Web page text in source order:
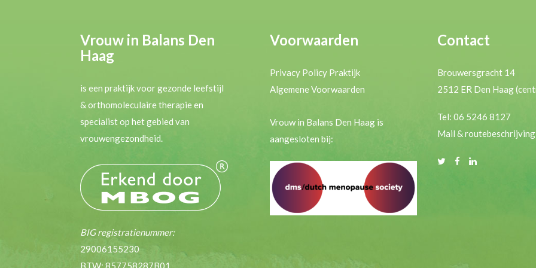
Vrouw in Balans Den
Haag
is een praktijk voor gezonde leefstijl
& orthomoleculaire therapie en
specialist op het gebied van
vrouwengezondheid.
BIG registratienummer:
29006155230
BTW: 857758287B01
Voorwaarden
Privacy Policy Praktijk
Algemene Voorwaarden
Vrouw in Balans Den Haag is
aangesloten bij:
Contact
Brouwersgracht 14
2512 ER Den Haag
Tel: 06 5246 8127
Mail & routebeschrijving